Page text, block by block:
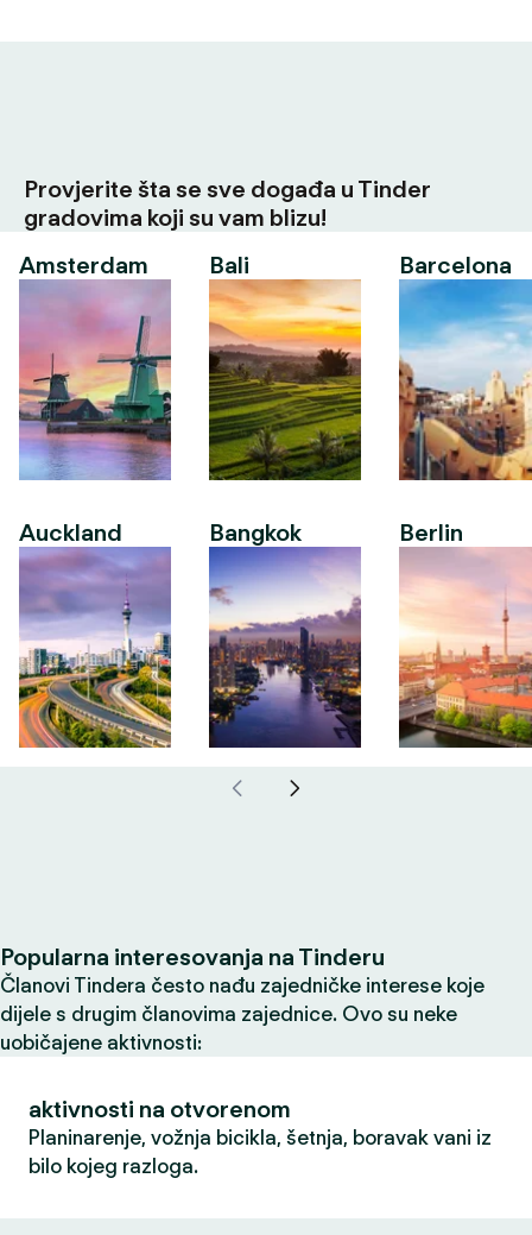
Provjerite šta se sve događa u Tinder
gradovima koji su vam blizu!
Amsterdam
Auckland
Bali
Bangkok
Barcelona
Berlin
Popularna interesovanja na Tinderu
Članovi Tindera često nađu zajedničke interese koje
dijele s drugim članovima zajednice. Ovo su neke
uobičajene aktivnosti:
aktivnosti na otvorenom
Planinarenje, vožnja bicikla, šetnja, boravak vani iz
bilo kojeg razloga.